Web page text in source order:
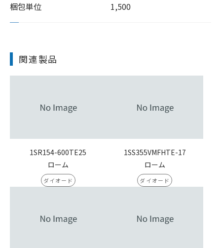
梱包単位 1,500
関連製品
1SR154-600TE25
ローム
ダイオード
1SS355VMFHTE-17
ローム
ダイオード